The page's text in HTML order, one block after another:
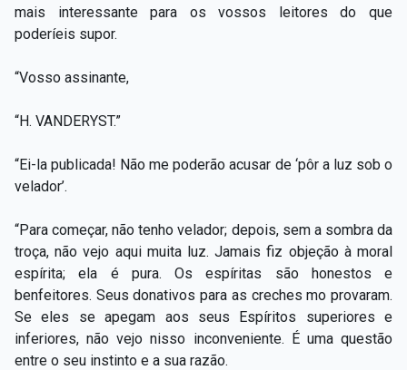
mais interessante para os vossos leitores do que
poderíeis supor.
“Vosso assinante,
“H. VANDERYST.”
“Ei-la publicada! Não me poderão acusar de ‘pôr a luz sob o
velador’.
“Para começar, não tenho velador; depois, sem a sombra da
troça, não vejo aqui muita luz. Jamais fiz objeção à moral
espírita; ela é pura. Os espíritas são honestos e
benfeitores. Seus donativos para as creches mo provaram.
Se eles se apegam aos seus Espíritos superiores e
inferiores, não vejo nisso inconveniente. É uma questão
entre o seu instinto e a sua razão.